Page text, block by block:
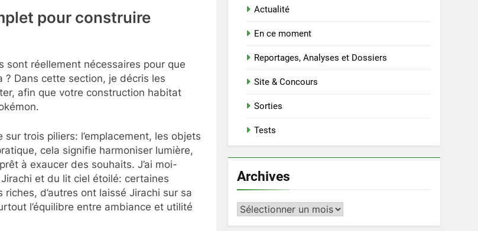
pour construire
sont réellement nécessaires pour que
? Dans cette section, je décris les
afin que votre construction habitat
trois piliers: l’emplacement, les objets
cela signifie harmoniser lumière,
à exaucer des souhaits. J’ai moi-
et du lit ciel étoilé: certaines
d’autres ont laissé Jirachi sur sa
l’équilibre entre ambiance et utilité
Actualité
En ce moment
Reportages, Analyses et Dossiers
Site & Concours
Sorties
Tests
Archives
Archives